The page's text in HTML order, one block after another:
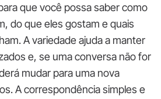
que você possa saber como
do que eles gostam e quais
A variedade ajuda a manter
e, se uma conversa não for
mudar para uma nova
A correspondência simples e